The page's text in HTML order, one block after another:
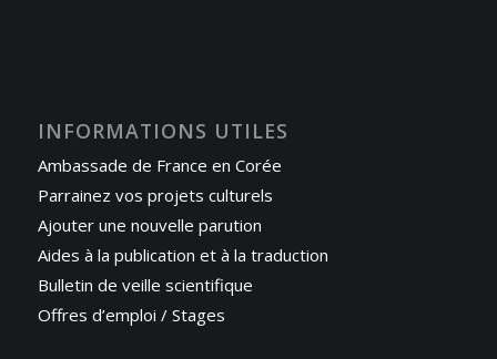
INFORMATIONS UTILES
Ambassade de France en Corée
Parrainez vos projets culturels
Ajouter une nouvelle parution
Aides à la publication et à la traduction
Bulletin de veille scientifique
Offres d’emploi / Stages